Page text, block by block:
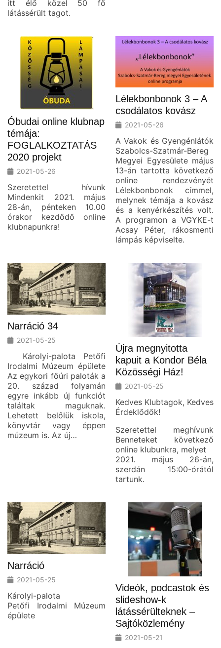
itt élő közel 50 fő
látássérült tagot.
Óbudai online klubnap
témája:
FOGLALKOZTATÁS
2020 projekt
2021-05-26
Szeretettel hívunk
Mindenkit 2021. május
28-án, pénteken 10.00
órakor kezdődő online
klubnapunkra!
Lélekbonbonok 3 – A
csodálatos kovász
2021-05-26
A Vakok és Gyengénlátók
Szabolcs-Szatmár-Bereg
Megyei Egyesülete május
13-án tartotta következő
online rendezvényét
Lélekbonbonok címmel,
melynek témája a kovász
és a kenyérkészítés volt.
A programon a VGYKE-t
Acsay Péter, rákosmenti
lámpás képviselte.
Narráció 34
2021-05-25
Károlyi-palota Petőfi
Irodalmi Múzeum épülete
Az egykori főúri paloták a
20. század folyamán
egyre inkább új funkciót
találtak maguknak.
Lehetett belőlük iskola,
könyvtár vagy éppen
múzeum is. Az új…
Újra megnyitotta
kapuit a Kondor Béla
Közösségi Ház!
2021-05-25
Kedves Klubtagok, Kedves
Érdeklődők!
Szeretettel meghívunk
Benneteket következő
online klubunkra, melyet
2021. május 26-án,
szerdán 15:00-órától
tartunk.
Narráció
2021-05-25
Károlyi-palota
Petőfi Irodalmi Múzeum
épülete
Videók, podcastok és
slideshow-k
látássérülteknek –
Sajtóközlemény
2021-05-21